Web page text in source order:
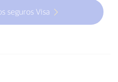
seguros Visa